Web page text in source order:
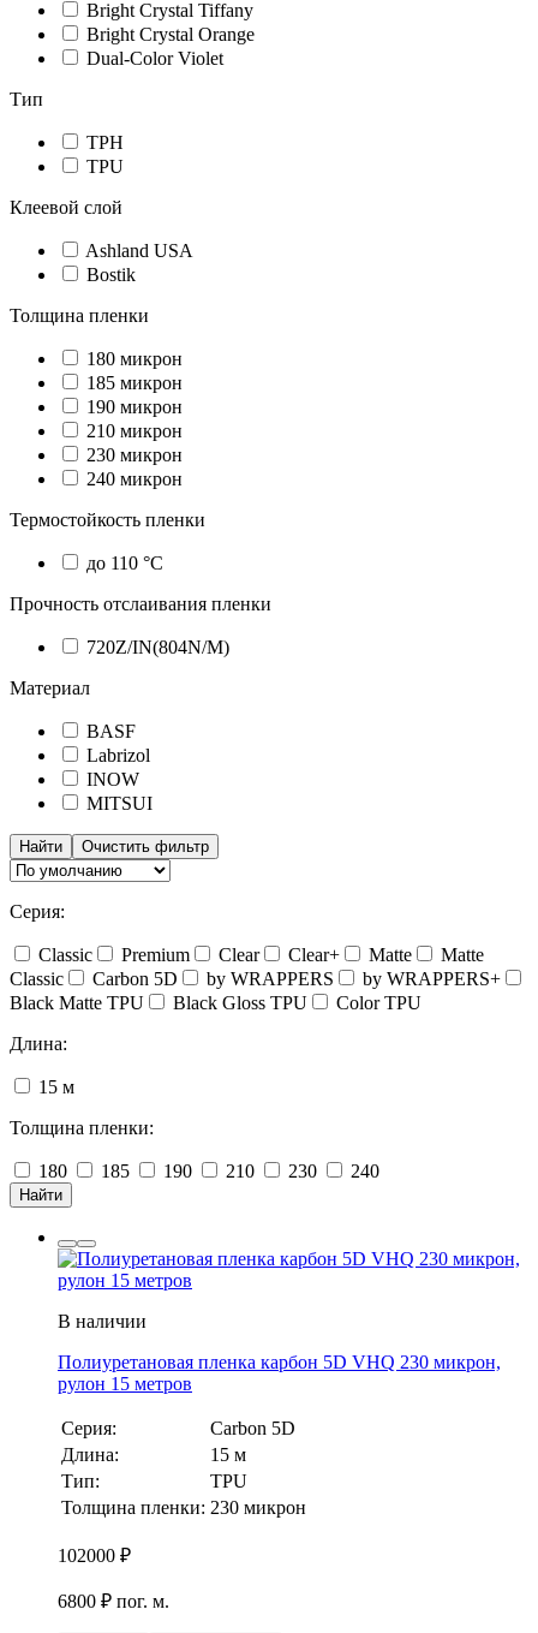
Bright Crystal Tiffany
Bright Crystal Orange
Dual-Color Violet
Тип
TPH
TPU
Клеевой слой
Ashland USA
Bostik
Толщина пленки
180 микрон
185 микрон
190 микрон
210 микрон
230 микрон
240 микрон
Термостойкость пленки
до 110 °C
Прочность отслаивания пленки
720Z/IN(804N/M)
Материал
BASF
Labrizol
INOW
MITSUI
Найти Очистить фильтр
Серия:
Classic Premium Clear Clear+ Matte
Matte
Classic
Carbon 5D by WRAPPERS
by WRAPPERS+
Black Matte TPU
Black Gloss TPU
Color TPU
Длина:
15 м
Толщина пленки:
180 185 190 210 230 240
Найти
В наличии
Полиуретановая пленка карбон 5D VHQ 230 микрон,
рулон 15 метров
Серия:
Carbon 5D
Длина:
15 м
Тип:
TPU
Толщина пленки: 230 микрон
102000 ₽
6800 ₽ пог. м.